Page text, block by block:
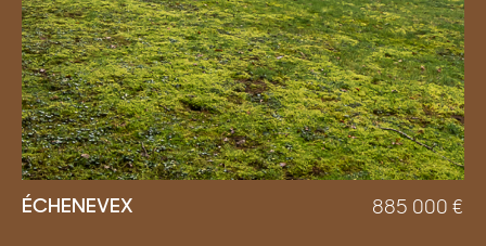
ÉCHENEVEX 885 000 €